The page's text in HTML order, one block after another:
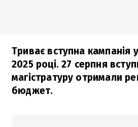
Триває вступна кампанія
2025 році. 27 серпня
магістратуру отримали
бюджет.